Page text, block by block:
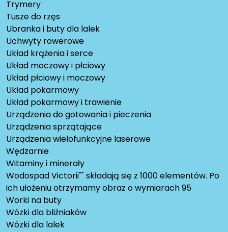
Trymery
Tusze do rzęs
Ubranka i buty dla lalek
Uchwyty rowerowe
Układ krążenia i serce
Układ moczowy i płciowy
Układ płciowy i moczowy
Układ pokarmowy
Układ pokarmowy i trawienie
Urządzenia do gotowania i pieczenia
Urządzenia sprzątające
Urządzenia wielofunkcyjne laserowe
Wędzarnie
Witaminy i minerały
Wodospad Victorii"" składają się z 1000 elementów. Po
ich ułożeniu otrzymamy obraz o wymiarach 95
Worki na buty
Wózki dla bliźniaków
Wózki dla lalek